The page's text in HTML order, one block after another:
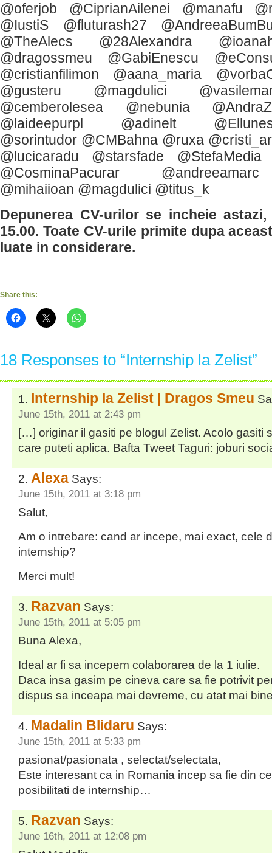
@oferjob @CiprianAilenei @manafu
@IustiS @fluturash27
@TheAlecs @28Alexandra
@dragossmeu @GabiEnescu
@cristianfilimon @aana_maria
@gusteru @magdulici
@cemberolesea @nebunia
@laideepurpl @adinelt
@sorintudor @CMBahna @ruxa
@lucicaradu @starsfade @StefaMedia
@CosminaPacurar
@mihaiioan @magdulici @titus_k
Depunerea CV-urilor se incheie astazi,
15.00. Toate CV-urile primite dupa
luate in considerare.
Share this:
18 Responses to “Internship la Zelist”
Internship la Zelist | Dragos Smeu
June 15th, 2011 at 2:43 pm
[…] originar il gasiti pe blogul Zelist. Acolo gasiti
care puteti aplica. Bafta Tweet Taguri: joburi
Alexa Says:
June 15th, 2011 at 3:18 pm
Salut,
Am o intrebare: cand ar incepe, mai exact, cele
internship?
Merci mult!
Razvan Says:
June 15th, 2011 at 5:05 pm
Buna Alexa,
Ideal ar fi sa incepem colaborarea de la 1 iulie.
Daca insa gasim pe cineva care sa fie potrivit
dispus sa inceapa mai devreme, cu atat mai
Madalin Blidaru Says:
June 15th, 2011 at 5:33 pm
pasionat/pasionata , selectat/selectata,
Este interesant ca in Romania incep sa fie din
posibilitati de internship…
Razvan Says:
June 16th, 2011 at 12:08 pm